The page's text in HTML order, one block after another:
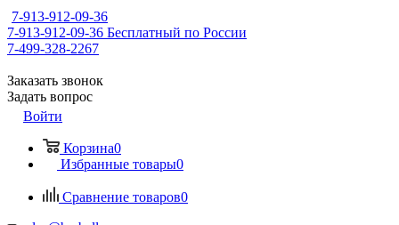
7-913-912-09-36
7-913-912-09-36 Бесплатный по России
7-499-328-2267
Заказать звонок
Задать вопрос
Войти
Корзина0
Избранные товары0
Сравнение товаров0